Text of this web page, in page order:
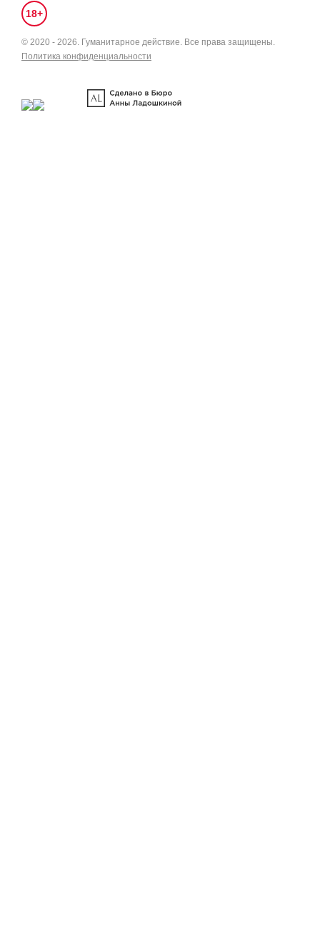
18+
© 2020 - 2026. Гуманитарное действие. Все права защищены.
Политика конфиденциальности